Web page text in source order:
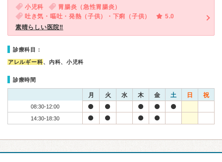
小児科
胃腸炎（急性胃腸炎）
吐き気・嘔吐・発熱（子供）・下痢（子供）
5.0
素晴らしい医院‼︎
診療科目：
アレルギー科、内科、小児科
診療時間
月 火 水 木 金 土 日 祝
08:30-12:00
14:30-18:30